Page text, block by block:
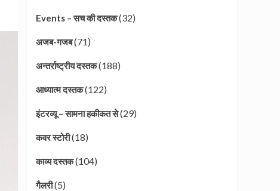
Events – सच की दस्तक(32)
अजब-गजब(71)
अन्तर्राष्ट्रीय दस्तक(188)
आध्यात्म दस्तक(122)
इंटरव्यू – सामना हकीकत से(29)
कवर स्टोरी(18)
काव्य दस्तक(104)
गैलरी(5)